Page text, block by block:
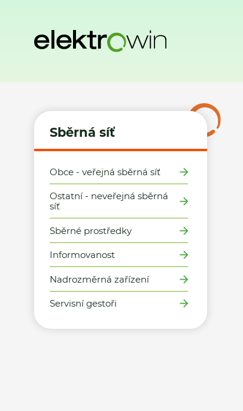
Sběrná síť
Obce - veřejná sběrná síť
Ostatní - neveřejná sběrná
síť
Sběrné prostředky
Informovanost
Nadrozměrná zařízení
Servisní gestoři